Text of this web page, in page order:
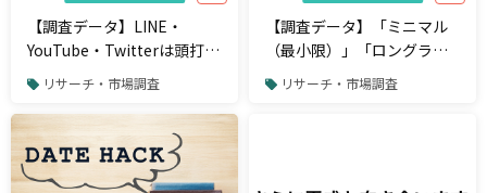
【調査データ】LINE・
YouTube・Twitterは頭打
ち？「平成→令和」で変化
較！
リサーチ・市場調査
【調査データ】「ミニマル
（最小限）」「ロングライ
フ（長期的）」「サーキュ
リサーチ・市場調査